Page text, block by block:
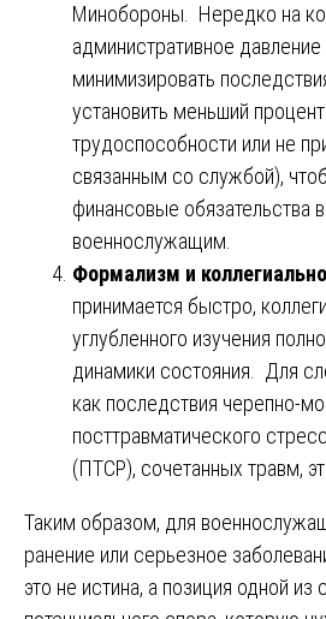
Минобороны. Нередко на
административное
минимизировать
установить меньший
трудоспособности или не
связанным со службой),
финансовые обязательства
военнослужащим.
Формализм и
принимается быстро,
углубленного изучения
динамики состояния. Для
как последствия черепно-
посттравматического
(ПТСР), сочетанных травм,
Таким образом, для
ранение или серьезное
это не истина, а позиция одной из